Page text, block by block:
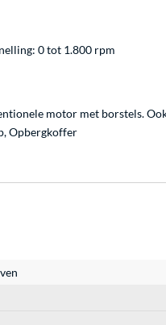
0 tot 1.800 rpm
motor met borstels.
Opbergkoffer